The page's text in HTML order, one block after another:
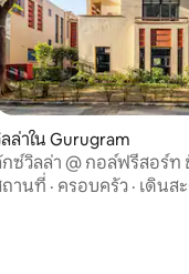
จาก 5, 111 รีวิว
ล่าใน Gurugram
ซ์วิลล่า @ กอล์ฟรีสอร์ท
ถานที่ · ครอบครัว · เดินส